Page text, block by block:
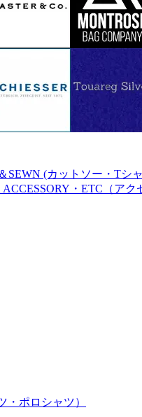
SEWN (カットソー・Tシ
ACCESSORY・ETC（アク
・ポロシャツ）